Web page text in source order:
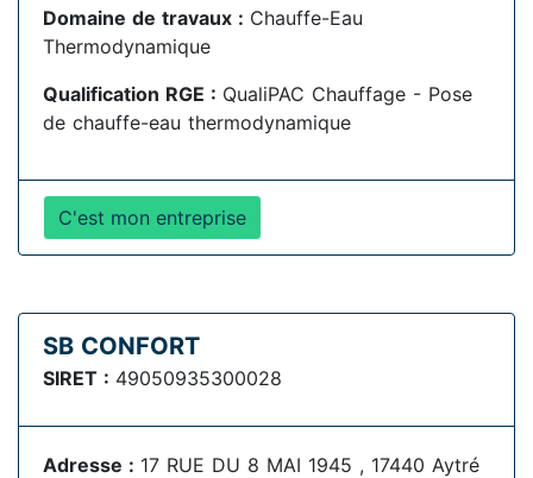
Domaine de travaux : Chauffe-Eau
Thermodynamique
Qualification RGE : QualiPAC Chauffage - Pose
de chauffe-eau thermodynamique
C'est mon entreprise
SB CONFORT
SIRET : 49050935300028
Adresse : 17 RUE DU 8 MAI 1945 , 17440 Aytré